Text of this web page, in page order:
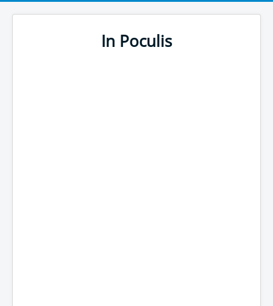
In Poculis